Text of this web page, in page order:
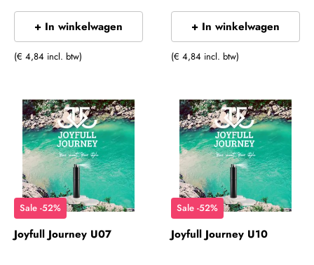
+ In winkelwagen
(€ 4,84 incl. btw)
+ In winkelwagen
(€ 4,84 incl. btw)
Sale -52%
Joyfull Journey U07
Sale -52%
Joyfull Journey U10